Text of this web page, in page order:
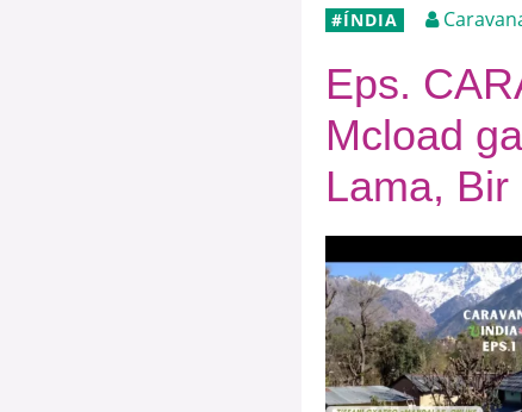
ÍNDIA
Eps.
Mcload
Lama, Bir